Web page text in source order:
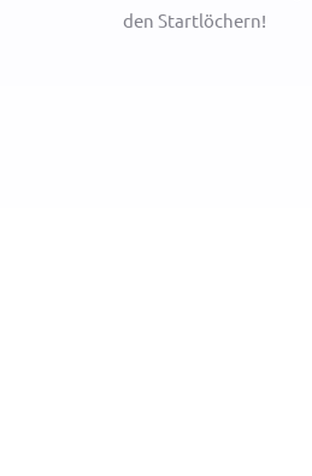
den Startlöchern!